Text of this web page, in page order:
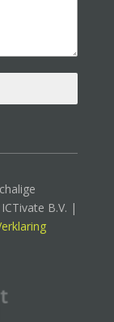
B.V. |